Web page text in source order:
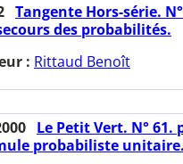
Tangente Hors-série.
des probabilités.
: Rittaud Benoît
Le Petit Vert. N° 61.
probabiliste unitaire.